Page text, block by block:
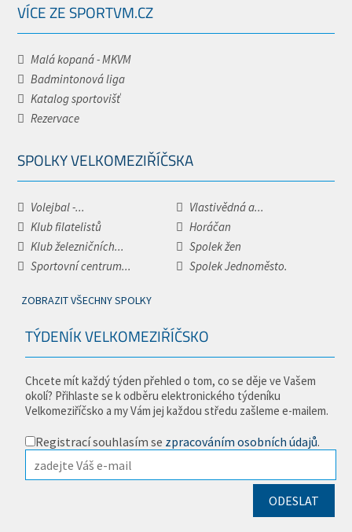
VÍCE ZE SPORTVM.CZ
Malá kopaná - MKVM
Badmintonová liga
Katalog sportovišť
Rezervace
SPOLKY VELKOMEZIŘÍČSKA
Volejbal -...
Vlastivědná a...
Klub filatelistů
Horáčan
Klub železničních...
Spolek žen
Sportovní centrum...
Spolek Jednoměsto.
ZOBRAZIT VŠECHNY SPOLKY
TÝDENÍK VELKOMEZIŘÍČSKO
Chcete mít každý týden přehled o tom, co se děje ve Vašem
okolí? Přihlaste se k odběru elektronického týdeníku
Velkomeziříčsko a my Vám jej každou středu zašleme e-mailem.
Registrací souhlasím se zpracováním osobních údajů.